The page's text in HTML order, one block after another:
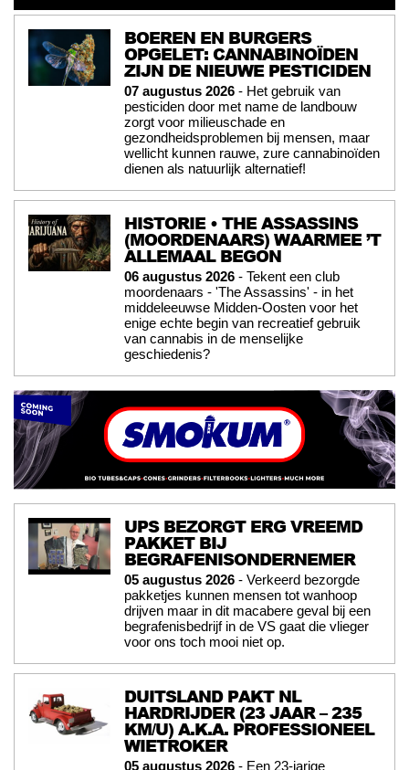
BOEREN EN BURGERS
OPGELET: CANNABINOÏDEN
ZIJN DE NIEUWE PESTICIDEN
07 augustus 2026 - Het gebruik van
pesticiden door met name de landbouw
zorgt voor milieuschade en
gezondheidsproblemen bij mensen, maar
wellicht kunnen rauwe, zure cannabinoïden
dienen als natuurlijk alternatief!
HISTORIE • THE ASSASSINS
(MOORDENAARS) WAARMEE ’T
ALLEMAAL BEGON
06 augustus 2026 - Tekent een club
moordenaars - 'The Assassins' - in het
middeleeuwse Midden-Oosten voor het
enige echte begin van recreatief gebruik
van cannabis in de menselijke
geschiedenis?
UPS BEZORGT ERG VREEMD
PAKKET BIJ
BEGRAFENISONDERNEMER
05 augustus 2026 - Verkeerd bezorgde
pakketjes kunnen mensen tot wanhoop
drijven maar in dit macabere geval bij een
begrafenisbedrijf in de VS gaat die vlieger
voor ons toch mooi niet op.
DUITSLAND PAKT NL
HARDRIJDER (23 JAAR – 235
KM/U) A.K.A. PROFESSIONEEL
WIETROKER
05 augustus 2026 - Een 23-jarige